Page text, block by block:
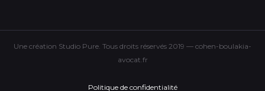
Une création Studio Pure. Tous droits réservés 2019 — cohen-boulakia-
avocat.fr
Politique de confidentialité